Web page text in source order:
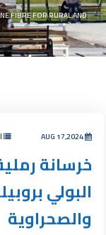
FIBRE FOR RURAL AND
AUG 17,2024
خرسانة
البولي
والصحراوية